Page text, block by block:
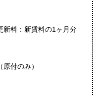
料：新賃料の1ヶ月分
付のみ）